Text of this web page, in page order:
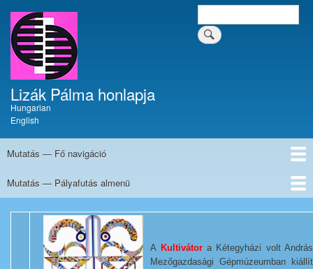
Keresés a tartalomban
Keresés
a
tartalomban
Lizák Pálma honlapja
Hungarian
English
Fő
Mutatás — Fő navigáció
Címlap
Krónika
Művészi pályafutás
Festmények
Tűzzománcok
Írások
Dokumentumok
Kapcsolat
Pályafutás
Mutatás — Pályafutás almenü
Alkotótáborok
Kiállítások
Kiadványok
Művek listája
Érdekességek
Elismerések
A Kultivátor a Kétegyházi volt
Mezőgazdasági Gépmúzeumban